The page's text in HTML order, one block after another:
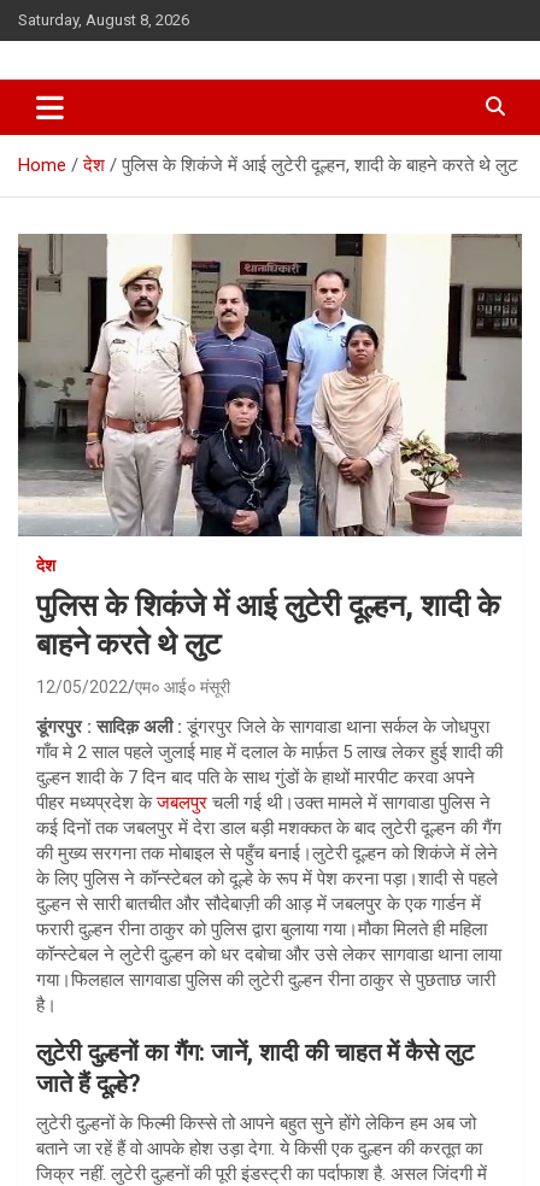
Skip
to
Saturday, August 8, 2026
Home देश पुलिस के शिकंजे में आई लुटेरी दूल्हन, शादी के बाहने करते थे लुट
देश
पुलिस के शिकंजे में आई लुटेरी दूल्हन, शादी के
बाहने करते थे लुट
12/05/2022 एम० आई० मंसूरी
डूंगरपुर : सादिक़ अली : डूंगरपुर जिले के सागवाडा थाना सर्कल के जोधपुरा
गाँव मे 2 साल पहले जुलाई माह में दलाल के मार्फ़त 5 लाख लेकर हुई शादी की
दुल्हन शादी के 7 दिन बाद पति के साथ गुंडों के हाथों मारपीट करवा अपने
पीहर मध्यप्रदेश केजबलपुरचली गई थी।उक्त मामले में सागवाडा पुलिस ने
कई दिनों तक जबलपुर में देरा डाल बड़ी मशक्कत के बाद लुटेरी दूल्हन की गैंग
की मुख्य सरगना तक मोबाइल से पहुँच बनाई।लुटेरी दूल्हन को शिकंजे में लेने
के लिए पुलिस ने कॉन्स्टेबल को दूल्हे के रूप में पेश करना पड़ा।शादी से पहले
दुल्हन से सारी बातचीत और सौदेबाज़ी की आड़ में जबलपुर के एक गार्डन में
फरारी दुल्हन रीना ठाकुर को पुलिस द्वारा बुलाया गया।मौका मिलते ही महिला
कॉन्स्टेबल ने लुटेरी दुल्हन को धर दबोचा और उसे लेकर सागवाडा थाना लाया
गया।फिलहाल सागवाडा पुलिस की लुटेरी दुल्हन रीना ठाकुर से पुछताछ जारी
है।
लुटेरी दुल्हनों का गैंग: जानें, शादी की चाहत में कैसे लुट
जाते हैं दूल्हे?
लुटेरी दुल्हनों के फिल्मी किस्से तो आपने बहुत सुने होंगे लेकिन हम अब जो
बताने जा रहें हैं वो आपके होश उड़ा देगा. ये किसी एक दुल्हन की करतूत का
जिक्र नहीं. लुटेरी दुल्हनों की पूरी इंडस्ट्री का पर्दाफाश है. असल जिंदगी में